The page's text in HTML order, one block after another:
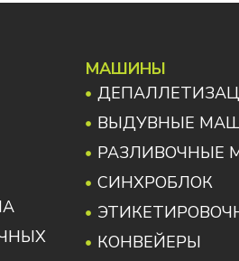
МАШИНЫ
ВЫДУВНЫЕ
РАЗЛИВОЧНЫЕ
СИНХРОБЛОК
КОНВЕЙЕРЫ